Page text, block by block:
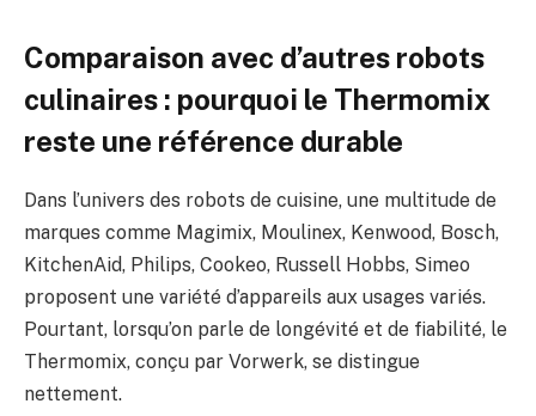
Comparaison avec d’autres robots
culinaires : pourquoi le Thermomix
reste une référence durable
Dans l’univers des robots de cuisine, une multitude de
marques comme Magimix, Moulinex, Kenwood, Bosch,
KitchenAid, Philips, Cookeo, Russell Hobbs, Simeo
proposent une variété d’appareils aux usages variés.
Pourtant, lorsqu’on parle de longévité et de fiabilité, le
Thermomix, conçu par Vorwerk, se distingue
nettement.